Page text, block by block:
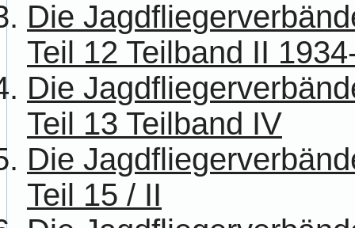
Die
Teil 12 Teilband II
Die
Teil 13 Teilband IV
Die
Teil 15 / II